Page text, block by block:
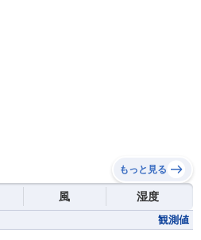
もっと見る
風 湿度
観測値